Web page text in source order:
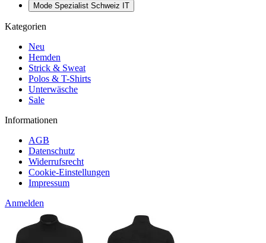
Mode Spezialist Schweiz IT
Kategorien
Neu
Hemden
Strick & Sweat
Polos & T-Shirts
Unterwäsche
Sale
Informationen
AGB
Datenschutz
Widerrufsrecht
Cookie-Einstellungen
Impressum
Anmelden